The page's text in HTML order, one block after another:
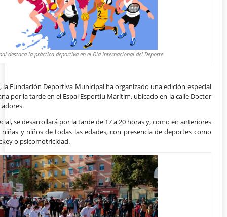
destaca la práctica deportiva en el Día Internacional del Deporte
Fundación Deportiva Municipal ha organizado una edición especial
por la tarde en el Espai Esportiu Marítim, ubicado en la calle Doctor
se desarrollará por la tarde de 17 a 20 horas y, como en anteriores
y niños de todas las edades, con presencia de deportes como
o psicomotricidad.